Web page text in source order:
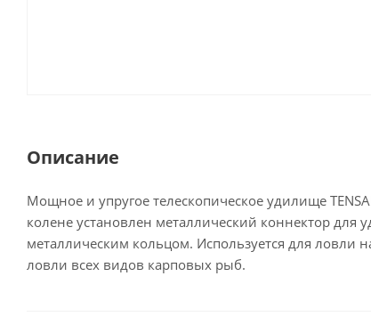
Описание
Мощное и упругое телескопическое удилище
колене установлен металлический коннектор
металлическим кольцом. Используется для ловли
ловли всех видов карповых рыб.